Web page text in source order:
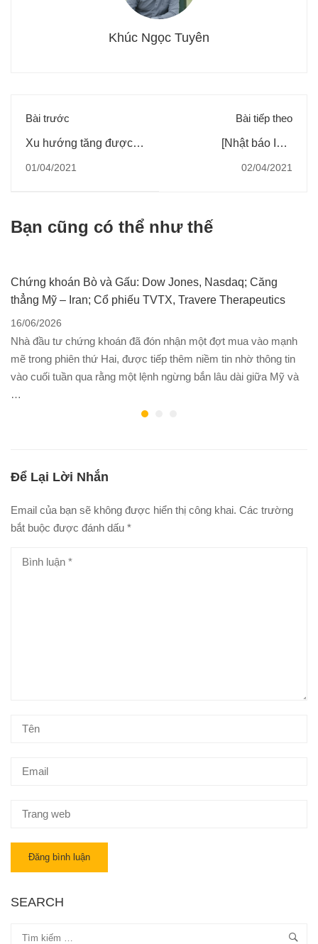
Khúc Ngọc Tuyên
Bài trước
Xu hướng tăng được
hiệu bullish cho thị
01/04/2021
Bài tiếp theo
[Nhật báo IBD
S&P500 vươn tới đỉnh
02/04/2021
Bạn cũng có thể như thế
Chứng khoán Bò và Gấu: Dow Jones, Nasdaq; Căng
thẳng Mỹ – Iran; Cổ phiếu TVTX, Travere Therapeutics
16/06/2026
Nhà đầu tư chứng khoán đã đón nhận một đợt mua vào mạnh
mẽ trong phiên thứ Hai, được tiếp thêm niềm tin nhờ thông tin
vào cuối tuần qua rằng một lệnh ngừng bắn lâu dài giữa Mỹ và
…
Để Lại Lời Nhắn
Email của bạn sẽ không được hiển thị công khai. Các trường
bắt buộc được đánh dấu *
SEARCH